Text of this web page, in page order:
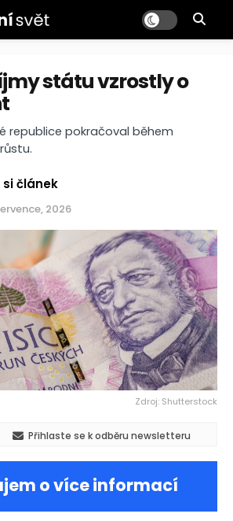
státu vzrostly o
republice pokračoval během
článek
2026
Zdroj: Shutterstock
Přihlaste se k odběru newsletteru
o více informací